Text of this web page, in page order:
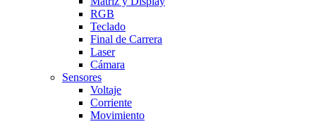
RGB
Teclado
Final de Carrera
Laser
Cámara
Sensores
Voltaje
Corriente
Movimiento